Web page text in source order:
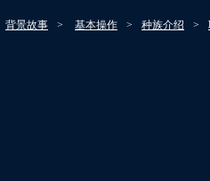
背景故事 > 基本操作 > 种族介绍 >